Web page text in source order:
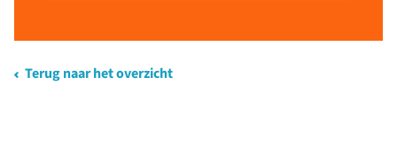
Terug naar het overzicht